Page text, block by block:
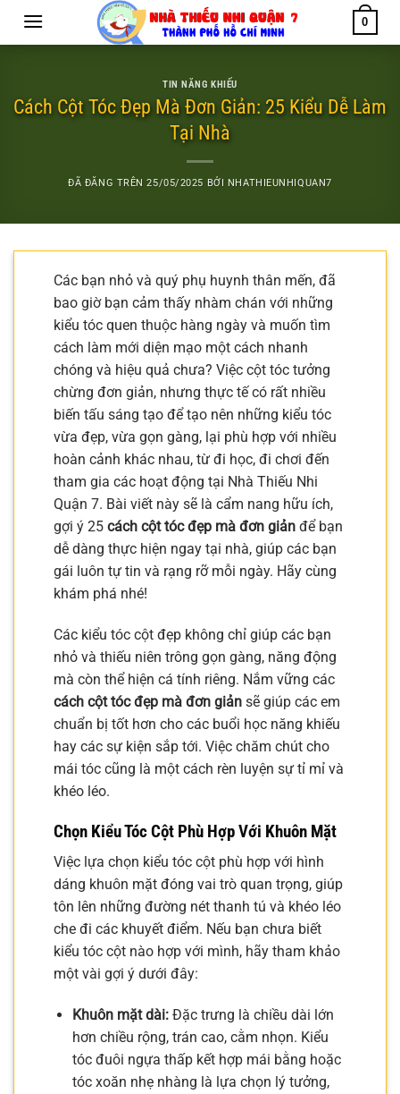
0
TIN NĂNG KHIẾU
Cách Cột Tóc Đẹp Mà Đơn Giản: 25 Kiểu Dễ Làm
Tại Nhà
ĐÃ ĐĂNG TRÊN25/05/2025 BỞI NHATHIEUNHIQUAN7
Các bạn nhỏ và quý phụ huynh thân mến, đã
bao giờ bạn cảm thấy nhàm chán với những
kiểu tóc quen thuộc hàng ngày và muốn tìm
cách làm mới diện mạo một cách nhanh
chóng và hiệu quả chưa? Việc cột tóc tưởng
chừng đơn giản, nhưng thực tế có rất nhiều
biến tấu sáng tạo để tạo nên những kiểu tóc
vừa đẹp, vừa gọn gàng, lại phù hợp với nhiều
hoàn cảnh khác nhau, từ đi học, đi chơi đến
tham gia các hoạt động tại Nhà Thiếu Nhi
Quận 7. Bài viết này sẽ là cẩm nang hữu ích,
gợi ý 25 cách cột tóc đẹp mà đơn giản để bạn
dễ dàng thực hiện ngay tại nhà, giúp các bạn
gái luôn tự tin và rạng rỡ mỗi ngày. Hãy cùng
khám phá nhé!
Các kiểu tóc cột đẹp không chỉ giúp các bạn
nhỏ và thiếu niên trông gọn gàng, năng động
mà còn thể hiện cá tính riêng. Nắm vững các
cách cột tóc đẹp mà đơn giản sẽ giúp các em
chuẩn bị tốt hơn cho các buổi học năng khiếu
hay các sự kiện sắp tới. Việc chăm chút cho
mái tóc cũng là một cách rèn luyện sự tỉ mỉ và
khéo léo.
Chọn Kiểu Tóc Cột Phù Hợp Với Khuôn Mặt
Việc lựa chọn kiểu tóc cột phù hợp với hình
dáng khuôn mặt đóng vai trò quan trọng, giúp
tôn lên những đường nét thanh tú và khéo léo
che đi các khuyết điểm. Nếu bạn chưa biết
kiểu tóc cột nào hợp với mình, hãy tham khảo
một vài gợi ý dưới đây:
Khuôn mặt dài:Đặc trưng là chiều dài lớn
hơn chiều rộng, trán cao, cằm nhọn. Kiểu
tóc đuôi ngựa thấp kết hợp mái bằng hoặc
tóc xoăn nhẹ nhàng là lựa chọn lý tưởng,